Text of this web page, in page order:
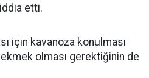
etti.
için kavanoza konulması
olması gerektiğinin de